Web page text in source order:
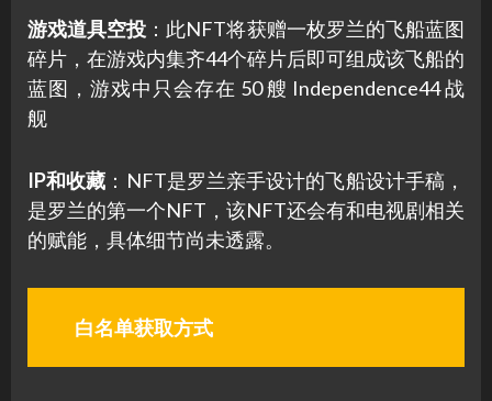
游戏道具空投 ：此NFT将获赠一枚罗兰的飞船蓝图
碎片，在游戏内集齐44个碎片后即可组成该飞船的
蓝图，游戏中只会存在 50 艘 Independence44 战
舰
IP和收藏 ：NFT是罗兰亲手设计的飞船设计手稿，
是罗兰的第一个NFT，该NFT还会有和电视剧相关
的赋能，具体细节尚未透露。
白名单获取方式